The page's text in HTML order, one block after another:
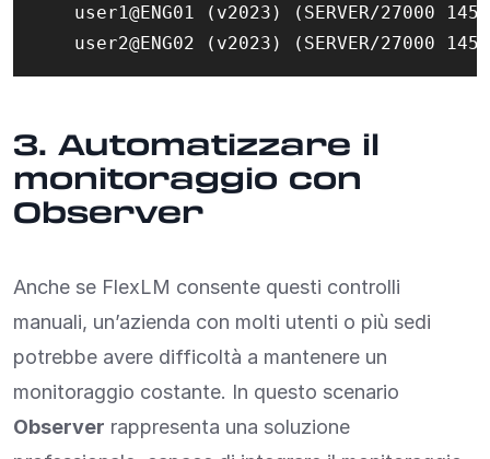
user1@ENG01 (v2023) (SERVER/27000
3. Automatizzare il
monitoraggio con
Observer
Anche se FlexLM consente questi controlli
manuali, un’azienda con molti utenti o più sedi
potrebbe avere difficoltà a mantenere un
monitoraggio costante. In questo scenario
Observer rappresenta una soluzione